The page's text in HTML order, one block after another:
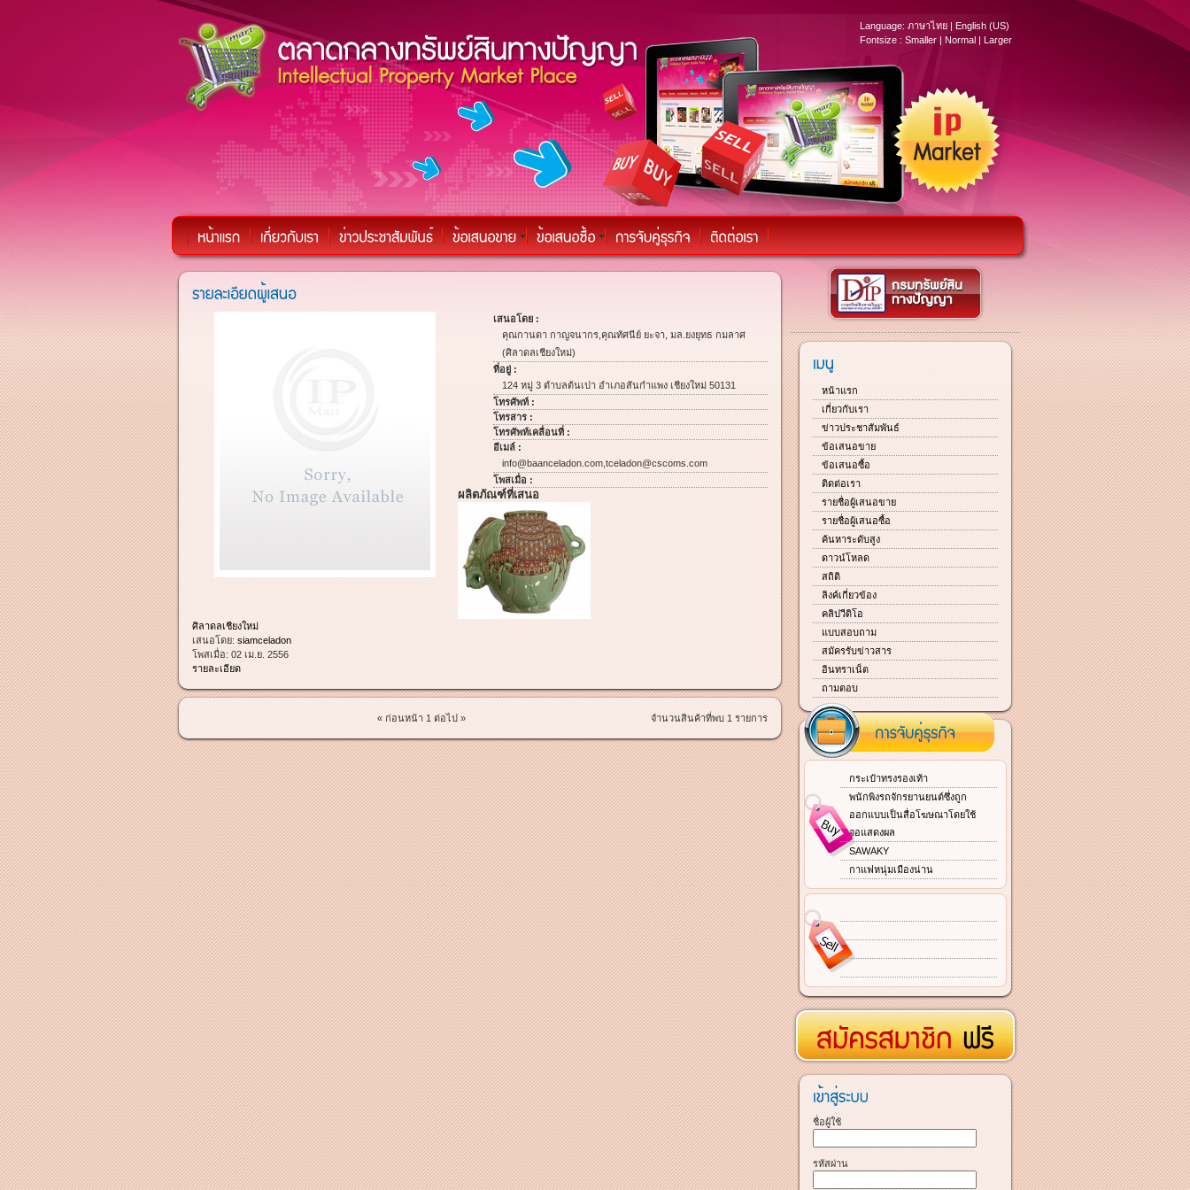
Language: ภาษาไทย | English (US)
Fontsize : Smaller | Normal | Larger
เสนอโดย :
คุณกานดา กาญจนากร,คุณทัศนีย์ ยะจา, มล.ยงยุทธ กมลาศ
(ศิลาดลเชียงใหม่)
ที่อยู่ :
124 หมู่ 3 ตำบลต้นเปา อำเภอสันกำแพง เชียงใหม่ 50131
โทรศัพท์ :
โทรสาร :
โทรศัพท์เคลื่อนที่ :
อีเมล์ :
info@baanceladon.com tceladon@cscoms.com
โพสเมื่อ :
ผลิตภัณฑ์ที่เสนอ
ศิลาดลเชียงใหม่
เสนอโดย: siamceladon
โพสเมื่อ: 02 เม.ย. 2556
รายละเอียด
จำนวนสินค้าที่พบ 1 รายการ
« ก่อนหน้า 1 ต่อไป »
หน้าแรก
เกี่ยวกับเรา
ข่าวประชาสัมพันธ์
ข้อเสนอขาย
ข้อเสนอซื้อ
ติดต่อเรา
รายชื่อผู้เสนอขาย
รายชื่อผู้เสนอซื้อ
ค้นหาระดับสูง
ดาวน์โหลด
สถิติ
ลิงค์เกี่ยวข้อง
คลิปวีดิโอ
แบบสอบถาม
สมัครรับข่าวสาร
อินทราเน็ต
ถามตอบ
กระเป๋าทรงรองเท้า
พนักพิงรถจักรยานยนต์ซึ่งถูก
ออกแบบเป็นสื่อโฆษณาโดยใช้
จอแสดงผล
SAWAKY
กาแฟหนุ่มเมืองน่าน
ชื่อผู้ใช้
รหัสผ่าน